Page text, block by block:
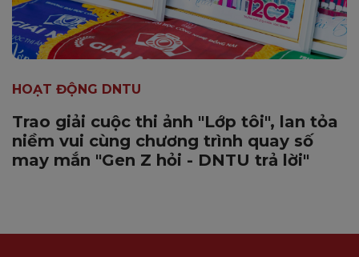
HOẠT ĐỘNG DNTU
Trao giải cuộc thi ảnh "Lớp tôi", lan tỏa
niềm vui cùng chương trình quay số
may mắn "Gen Z hỏi - DNTU trả lời"